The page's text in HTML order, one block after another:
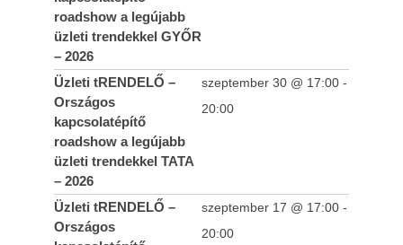
roadshow a legújabb
üzleti trendekkel GYŐR
– 2026
Üzleti tRENDELŐ –
Országos
kapcsolatépítő
roadshow a legújabb
üzleti trendekkel TATA
– 2026
szeptember 30 @ 17:00 -
20:00
Üzleti tRENDELŐ –
Országos
szeptember 17 @ 17:00 -
20:00